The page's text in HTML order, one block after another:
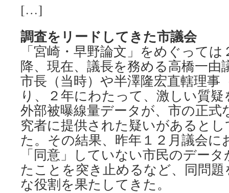
[…]
調査をリードしてきた市議会
「宮崎・早野論文」をめぐって
降、現在、議長を務める高橋一由
市長（当時）や半澤隆宏直轄理事
り、２年にわたって、激しい質
外部被曝線量データが、市の正式
究者に提供された疑いがあると
た。その結果、昨年１２月議会に
「同意」していない市民のデー
たことを突き止めるなど、同問
な役割を果たしてきた。